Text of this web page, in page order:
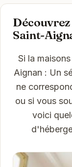
Saint-
Si la
Aignan : Un
ne
ou si vous
voici